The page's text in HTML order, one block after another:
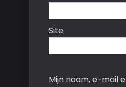
Site
Mijn naam, e-mail